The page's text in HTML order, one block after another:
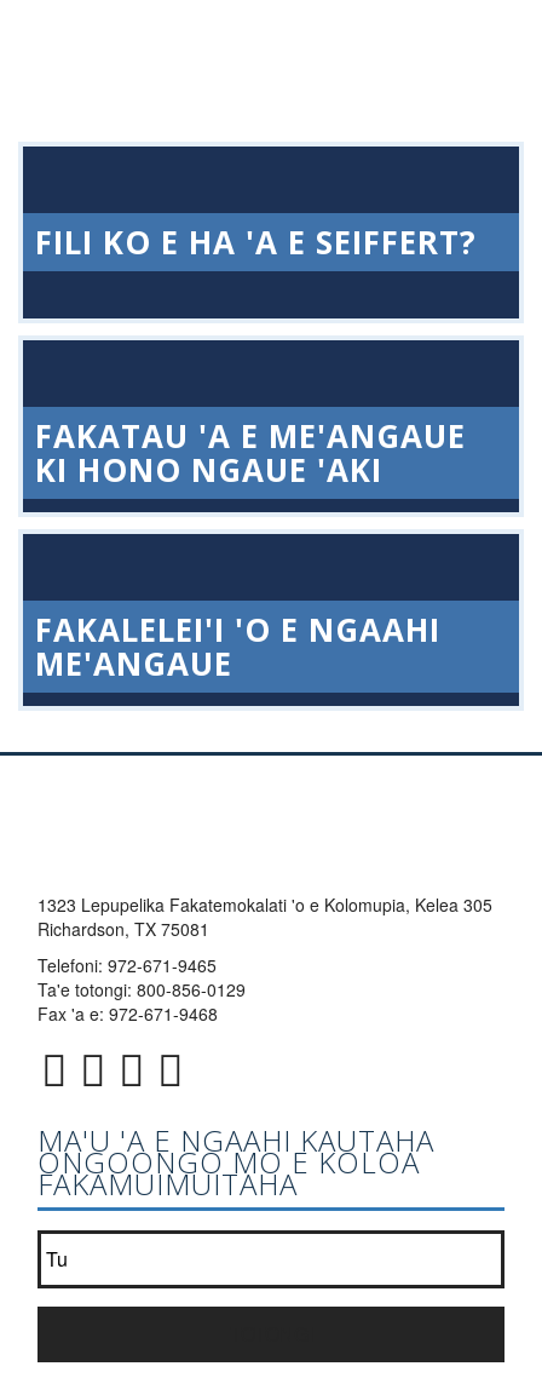
FILI KO E HA 'A E SEIFFERT?
FAKATAU 'A E ME'ANGAUE
KI HONO NGAUE 'AKI
FAKALELEI'I 'O E NGAAHI
ME'ANGAUE
1323 Lepupelika Fakatemokalati 'o e Kolomupia, Kelea 305
Richardson, TX 75081
Telefoni: 972-671-9465
Ta'e totongi: 800-856-0129
Fax 'a e: 972-671-9468
MA'U 'A E NGAAHI KAUTAHA
ONGOONGO MO E KOLOA
FAKAMUIMUITAHA
Kau ki he'etau lisi ongoongo? *